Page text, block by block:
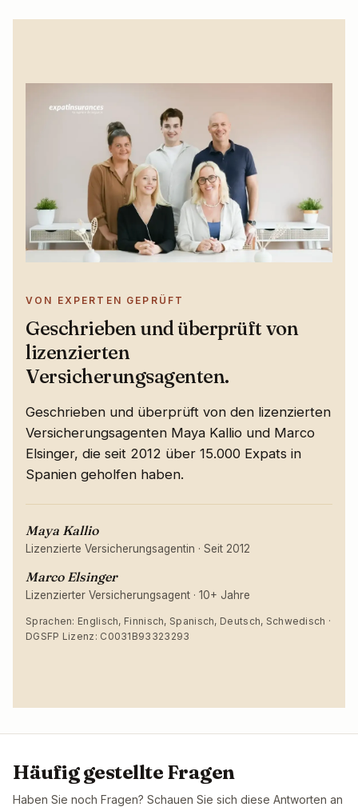
VON EXPERTEN GEPRÜFT
Geschrieben und überprüft von
lizenzierten
Versicherungsagenten.
Geschrieben und überprüft von den lizenzierten
Versicherungsagenten Maya Kallio und Marco
Elsinger, die seit 2012 über 15.000 Expats in
Spanien geholfen haben.
Maya Kallio
Lizenzierte Versicherungsagentin · Seit 2012
Marco Elsinger
Lizenzierter Versicherungsagent · 10+ Jahre
Sprachen: Englisch, Finnisch, Spanisch, Deutsch, Schwedisch ·
DGSFP Lizenz: C0031B93323293
Häufig gestellte Fragen
Haben Sie noch Fragen? Schauen Sie sich diese Antworten an